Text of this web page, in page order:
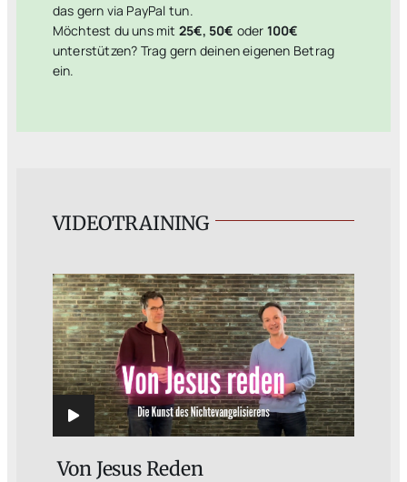
das gern via PayPal tun.
Möchtest du uns mit 25€, 50€ oder 100€
unterstützen? Trag gern deinen eigenen Betrag
ein.
VIDEOTRAINING
Von Jesus Reden